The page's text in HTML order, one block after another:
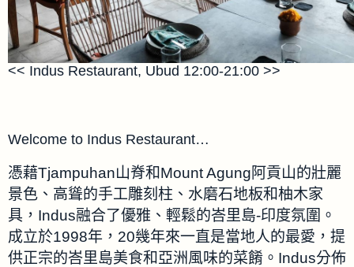
<< Indus Restaurant, Ubud 12:00-21:00 >>
Welcome to Indus Restaurant…
憑藉Tjampuhan山脊和Mount Agung阿貢山的壯麗
景色、高聳的手工雕刻柱、水磨石地板和柚木家
具，Indus融合了優雅、輕鬆的峇里島-印度氛圍。
成立於1998年，20幾年來一直是當地人的最愛，提
供正宗的峇里島美食和亞洲風味的菜餚。Indus分佈